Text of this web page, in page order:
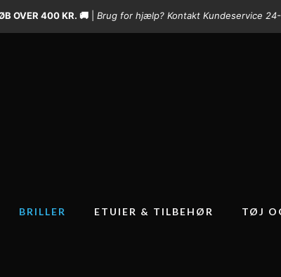
OVER 400 KR. 🚚 Brug for hjælp? Kontakt Kundeservice
BRILLER ETUIER & TILBEHØR TØJ